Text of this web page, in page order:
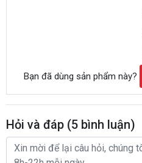
Bạn đã dùng sản phẩm này?
Hỏi và đáp (5 bình luận)